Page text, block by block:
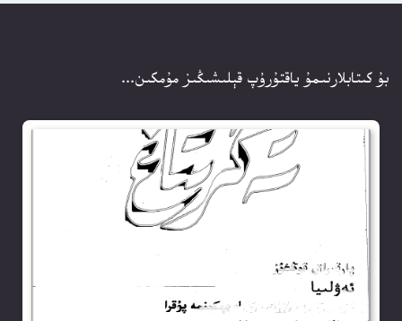
بۇ كىتابلارنىمۇ ياقتۇرۇپ قېلىشىڭىز مۇمكىن...